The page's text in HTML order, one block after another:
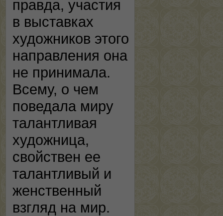
правда, участия
в выставках
художников этого
направления она
не принимала.
Всему, о чем
поведала миру
талантливая
художница,
свойствен ее
талантливый и
женственный
взгляд на мир.